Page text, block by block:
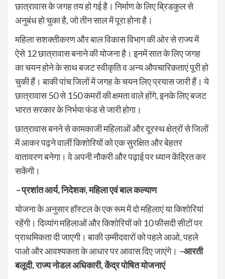
छात्रावास के जगह तय हो गई है। निर्माण के लिए ब्रिडकुल से
अनुबंध हो चुका है, जो तीन साल में पूरा होना है।
महिला सशक्तीकरण और बाल विकास विभाग की ओर से राज्य में
ऐसे 12 छात्रावास बनाने की योजना है। इनमें सात के लिए जगह
का चयन होने के साथ बजट स्वीकृति व अन्य औपचारिकताएं पूरी हो
चुकी हैं। बाकी पांच जिलों में जगह के चयन लिए प्रयास जारी हैं। ये
छात्रावास 50 से 150 कमरों की क्षमता वाले होंगे, इनके लिए बजट
भारत सरकार के निर्भया फंड से जारी होगा।
छात्रावास बनने से कामकाजी महिलाओं और दूरस्थ क्षेत्रों से जिलों
में आकर पढ़ने वालीं किशोरियों को एक सुरक्षित और बेहतर
वातावरण बनेगा। वे अपनी नौकरी और पढ़ाई पर ध्यान केंद्रित कर
सकेंगी।
–प्रशांत आर्य, निदेशक, महिला एवं बाल कल्याण
योजना के अनुसार हॉस्टल के एक रूम में दो महिलाएं या किशोरियां
रहेंगी। दिव्यांग महिलाओं और किशोरियों को 10 फीसदी सीटों पर
प्राथमिकता दी जाएगी। बाकी उम्मीदवारों को पहले आओ, पहले
पाओ और आवश्यकता के आधार पर आवास दिए जाएंगे। –आरती
बलूदी, राज्य नोडल अधिकारी, केंद्र पोषित योजनाएं